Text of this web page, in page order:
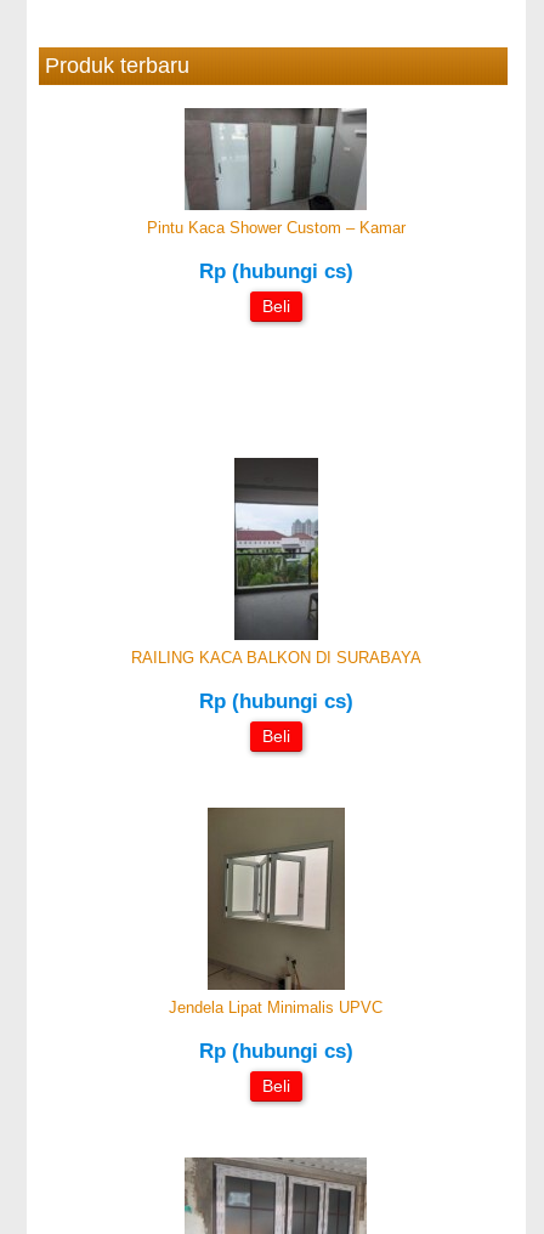
Produk terbaru
Pintu Kaca Shower Custom – Kamar
Rp (hubungi cs)
Beli
RAILING KACA BALKON DI SURABAYA
Rp (hubungi cs)
Beli
Jendela Lipat Minimalis UPVC
Rp (hubungi cs)
Beli